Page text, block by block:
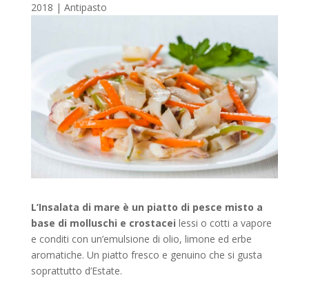
2018 | Antipasto
L’Insalata di mare è un piatto di pesce misto a
base di molluschi e crostacei lessi o cotti a vapore
e conditi con un’emulsione di olio, limone ed erbe
aromatiche. Un piatto fresco e genuino che si gusta
soprattutto d’Estate.